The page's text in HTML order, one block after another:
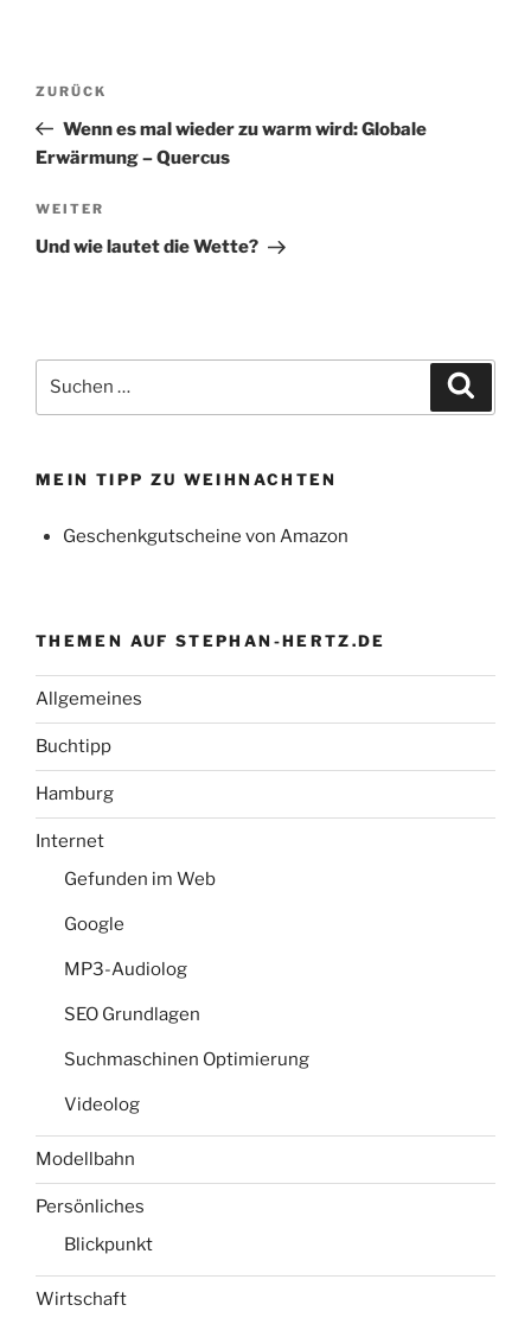
Beitragsnavigation
Vorheriger
Beitrag
ZURÜCK
Wenn es mal wieder zu warm wird: Globale
Erwärmung – Quercus
Nächster
Beitrag
WEITER
Und wie lautet die Wette?
nach:
MEIN TIPP ZU WEIHNACHTEN
Geschenkgutscheine von Amazon
THEMEN AUF STEPHAN-HERTZ.DE
Allgemeines
Buchtipp
Hamburg
Internet
Gefunden im Web
Google
MP3-Audiolog
SEO Grundlagen
Suchmaschinen Optimierung
Videolog
Modellbahn
Persönliches
Blickpunkt
Wirtschaft